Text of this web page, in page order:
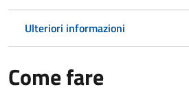
Ulteriori informazioni
Come fare